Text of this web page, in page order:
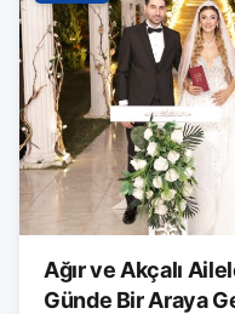
Ağır ve Akçalı
Günde Bir Araya